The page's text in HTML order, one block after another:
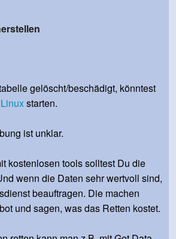
gelöscht/beschädigt, könntest
Linuxstarten.
ist unklar.
kostenlosen tools solltest Du die
wenn die Daten sehr wertvoll sind,
beauftragen. Die machen
und sagen, was das Retten kostet.